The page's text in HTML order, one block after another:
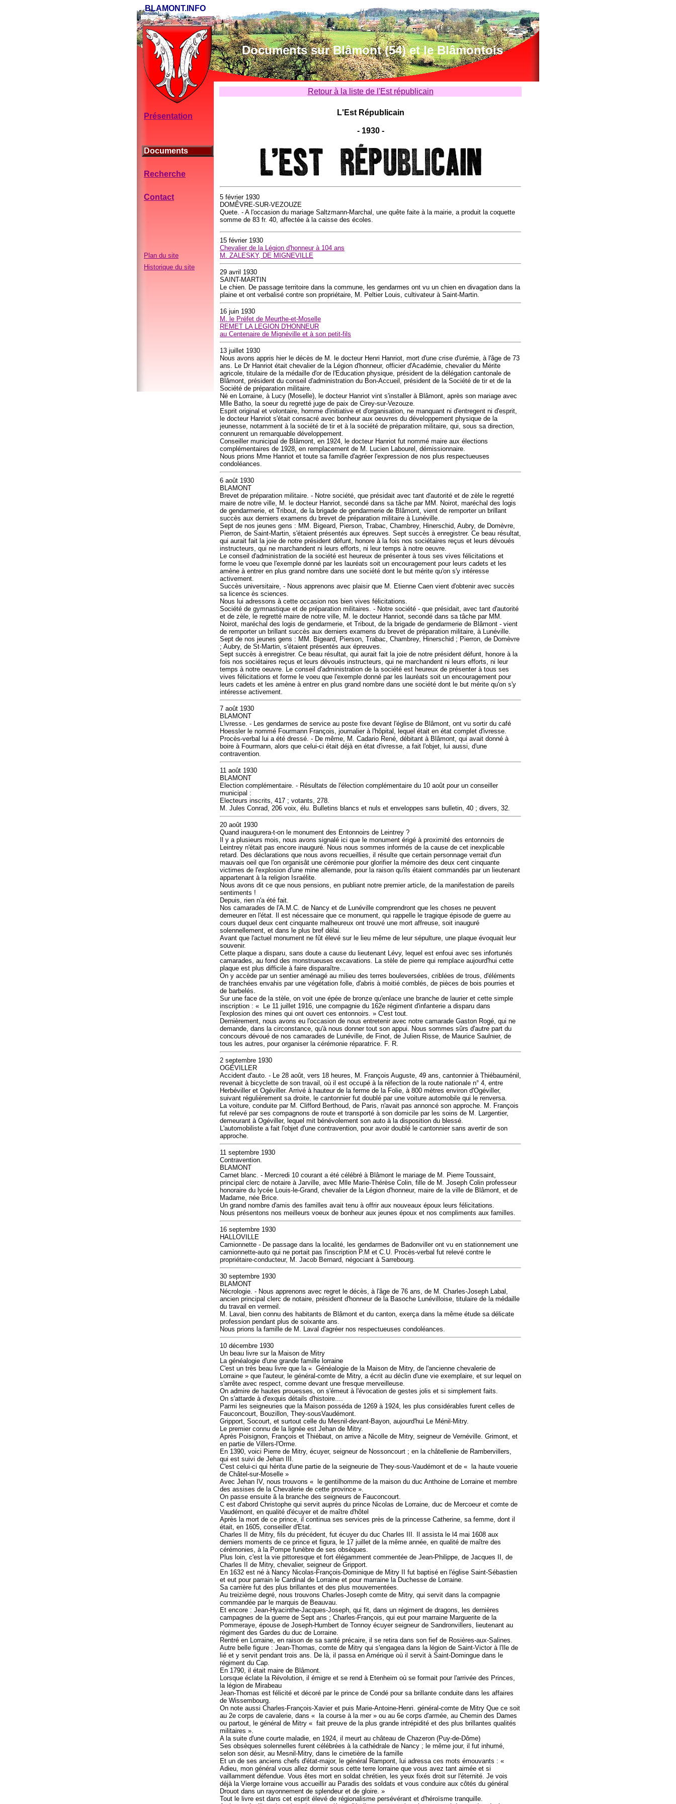
BLAMONT.INFO
Documents sur Blâmont (54) et le Blâmontois
Présentation
Documents
Recherche
Contact
Plan du site
Historique du site
Retour à la liste de l'Est républicain
L'Est Républicain
- 1930 -
5 février 1930
DOMÊVRE-SUR-VEZOUZE
Quete. - A l'occasion du mariage Saltzmann-Marchal, une quête faite à la mairie, a produit la coquette
somme de 83 fr. 40, affectée à la caisse des écoles.
15 février 1930
Chevalier de la Légion d'honneur à 104 ans
M. ZALESKY, DE MIGNEVILLE
29 avril 1930
SAINT-MARTIN
Le chien. De passage territoire dans la commune, les gendarmes ont vu un chien en divagation dans la
plaine et ont verbalisé contre son propriétaire, M. Peltier Louis, cultivateur à Saint-Martin.
16 juin 1930
M. le Préfet de Meurthe-et-Moselle
REMET LA LEGION D'HONNEUR
au Centenaire de Mignéville et à son petit-fils
13 juillet 1930
Nous avons appris hier le décès de M. le docteur Henri Hanriot, mort d'une crise d'urémie, à l'âge de 73
ans. Le Dr Hanriot était chevalier de la Légion d'honneur, officier d'Académie, chevalier du Mérite
agricole, titulaire de la médaille d'or de l'Education physique, président de la délégation cantonale de
Blâmont, président du conseil d'administration du Bon-Accueil, président de la Société de tir et de la
Société de préparation militaire.
Né en Lorraine, à Lucy (Moselle), le docteur Hanriot vint s'installer à Blâmont, après son mariage avec
Mlle Batho, la soeur du regretté juge de paix de Cirey-sur-Vezouze.
Esprit original et volontaire, homme d'initiative et d'organisation, ne manquant ni d'entregent ni d'esprit,
le docteur Hanriot s'était consacré avec bonheur aux oeuvres du développement physique de la
jeunesse, notamment à la société de tir et à la société de préparation militaire, qui, sous sa direction,
connurent un remarquable développement.
Conseiller municipal de Blâmont, en 1924, le docteur Hanriot fut nommé maire aux élections
complémentaires de 1928, en remplacement de M. Lucien Labourel, démissionnaire.
Nous prions Mme Hanriot et toute sa famille d'agréer l'expression de nos plus respectueuses
condoléances.
6 août 1930
BLAMONT
Brevet de préparation militaire. - Notre société, que présidait avec tant d'autorité et de zèle le regretté
maire de notre ville, M. le docteur Hanriot, secondé dans sa tâche par MM. Noirot, maréchal des logis
de gendarmerie, et Tribout, de la brigade de gendarmerie de Blâmont, vient de remporter un brillant
succès aux derniers examens du brevet de préparation militaire à Lunéville.
Sept de nos jeunes gens : MM. Bigeard, Pierson, Trabac, Chambrey, Hinerschid, Aubry, de Domèvre,
Pierron, de Saint-Martin, s'étaient présentés aux épreuves. Sept succès à enregistrer. Ce beau résultat,
qui aurait fait la joie de notre président défunt, honore à la fois nos sociétaires reçus et leurs dévoués
instructeurs, qui ne marchandent ni leurs efforts, ni leur temps à notre oeuvre.
Le conseil d'administration de la société est heureux de présenter à tous ses vives félicitations et
forme le voeu que l'exemple donné par les lauréats soit un encouragement pour leurs cadets et les
amène à entrer en plus grand nombre dans une société dont le but mérite qu'on s'y intéresse
activement.
Succès universitaire, - Nous apprenons avec plaisir que M. Etienne Caen vient d'obtenir avec succès
sa licence ès sciences.
Nous lui adressons à cette occasion nos bien vives félicitations.
Société de gymnastique et de préparation militaires. - Notre société - que présidait, avec tant d'autorité
et de zèle, le regretté maire de notre ville, M. le docteur Hanriot, secondé dans sa tâche par MM.
Noirot, maréchal des logis de gendarmerie, et Tribout, de la brigade de gendarmerie de Blâmont - vient
de remporter un brillant succès aux derniers examens du brevet de préparation militaire, à Lunéville.
Sept de nos jeunes gens : MM. Bigeard, Pierson, Trabac, Chambrey, Hinerschid ; Pierron, de Domèvre
; Aubry, de St-Martin, s'étaient présentés aux épreuves.
Sept succès à enregistrer. Ce beau résultat, qui aurait fait la joie de notre président défunt, honore à la
fois nos sociétaires reçus et leurs dévoués instructeurs, qui ne marchandent ni leurs efforts, ni leur
temps à notre oeuvre. Le conseil d'administration de la société est heureux de présenter à tous ses
vives félicitations et forme le voeu que l'exemple donné par les lauréats soit un encouragement pour
leurs cadets et les amène à entrer en plus grand nombre dans une société dont le but mérite qu'on s'y
intéresse activement.
7 août 1930
BLAMONT
L'ivresse. - Les gendarmes de service au poste fixe devant l'église de Blâmont, ont vu sortir du café
Hoessler le nommé Fourmann François, journalier à l'hôpital, lequel était en état complet d'ivresse.
Procès-verbal lui a été dressé. - De même, M. Cadario René, débitant à Blâmont, qui avait donné à
boire à Fourmann, alors que celui-ci était déjà en état d'ivresse, a fait l'objet, lui aussi, d'une
contravention.
11 août 1930
BLAMONT
Election complémentaire. - Résultats de l'élection complémentaire du 10 août pour un conseiller
municipal :
Electeurs inscrits, 417 ; votants, 278.
M. Jules Conrad, 206 voix, élu. Bulletins blancs et nuls et enveloppes sans bulletin, 40 ; divers, 32.
20 août 1930
Quand inaugurera-t-on le monument des Entonnoirs de Leintrey ?
Il y a plusieurs mois, nous avons signalé ici que le monument érigé à proximité des entonnoirs de
Leintrey n'était pas encore inauguré. Nous nous sommes informés de la cause de cet inexplicable
retard. Des déclarations que nous avons recueillies, il résulte que certain personnage verrait d'un
mauvais oeil que l'on organisât une cérémonie pour glorifier la mémoire des deux cent cinquante
victimes de l'explosion d'une mine allemande, pour la raison qu'ils étaient commandés par un lieutenant
appartenant à la religion Israélite.
Nous avons dit ce que nous pensions, en publiant notre premier article, de la manifestation de pareils
sentiments !
Depuis, rien n'a été fait.
Nos camarades de l'A.M.C. de Nancy et de Lunéville comprendront que les choses ne peuvent
demeurer en l'état. Il est nécessaire que ce monument, qui rappelle le tragique épisode de guerre au
cours duquel deux cent cinquante malheureux ont trouvé une mort affreuse, soit inauguré
solennellement, et dans le plus bref délai.
Avant que l'actuel monument ne fût élevé sur le lieu même de leur sépulture, une plaque évoquait leur
souvenir.
Cette plaque a disparu, sans doute a cause du lieutenant Lévy, lequel est enfoui avec ses infortunés
camarades, au fond des monstrueuses excavations. La stèle de pierre qui remplace aujourd'hui cette
plaque est plus difficile à faire disparaître...
On y accède par un sentier aménagé au milieu des terres bouleversées, criblées de trous, d'éléments
de tranchées envahis par une végétation folle, d'abris à moitié comblés, de pièces de bois pourries et
de barbelés.
Sur une face de la stèle, on voit une épée de bronze qu'enlace une branche de laurier et cette simple
inscription : « Le 11 juillet 1916, une compagnie du 162e régiment d'infanterie a disparu dans
l'explosion des mines qui ont ouvert ces entonnoirs. » C'est tout.
Dernièrement, nous avons eu l'occasion de nous entretenir avec notre camarade Gaston Rogé, qui ne
demande, dans la circonstance, qu'à nous donner tout son appui. Nous sommes sûrs d'autre part du
concours dévoué de nos camarades de Lunéville, de Finot, de Julien Risse, de Maurice Saulnier, de
tous les autres, pour organiser la cérémonie réparatrice. F. R.
2 septembre 1930
OGÉVILLER
Accident d'auto. - Le 28 août, vers 18 heures, M. François Auguste, 49 ans, cantonnier à Thiébauménil,
revenait à bicyclette de son travail, où il est occupé à la réfection de la route nationale n° 4, entre
Herbéviller et Ogéviller. Arrivé à hauteur de la ferme de la Folie, à 800 mètres environ d'Ogéviller,
suivant régulièrement sa droite, le cantonnier fut doublé par une voiture automobile qui le renversa.
La voiture, conduite par M. Clifford Berthoud, de Paris, n'avait pas annoncé son approche. M. François
fut relevé par ses compagnons de route et transporté à son domicile par les soins de M. Largentier,
demeurant à Ogéviller, lequel mit bénévolement son auto à la disposition du blessé.
L'automobiliste a fait l'objet d'une contravention, pour avoir doublé le cantonnier sans avertir de son
approche.
11 septembre 1930
Contravention.
BLAMONT
Carnet blanc. - Mercredi 10 courant a été célébré à Blâmont le mariage de M. Pierre Toussaint,
principal clerc de notaire à Jarville, avec Mlle Marie-Thérèse Colin, fille de M. Joseph Colin professeur
honoraire du lycée Louis-le-Grand, chevalier de la Légion d'honneur, maire de la ville de Blâmont, et de
Madame, née Brice.
Un grand nombre d'amis des familles avait tenu à offrir aux nouveaux époux leurs félicitations.
Nous présentons nos meilleurs voeux de bonheur aux jeunes époux et nos compliments aux familles.
16 septembre 1930
HALLOVILLE
Camionnette - De passage dans la localité, les gendarmes de Badonviller ont vu en stationnement une
camionnette-auto qui ne portait pas l'inscription P.M et C.U. Procès-verbal fut relevé contre le
propriétaire-conducteur, M. Jacob Bernard, négociant à Sarrebourg.
30 septembre 1930
BLAMONT
Nécrologie. - Nous apprenons avec regret le décès, à l'âge de 76 ans, de M. Charles-Joseph Labal,
ancien principal clerc de notaire, président d'honneur de la Basoche Lunévilloise, titulaire de la médaille
du travail en vermeil.
M. Laval, bien connu des habitants de Blâmont et du canton, exerça dans la même étude sa délicate
profession pendant plus de soixante ans.
Nous prions la famille de M. Laval d'agréer nos respectueuses condoléances.
10 décembre 1930
Un beau livre sur la Maison de Mitry
La généalogie d'une grande famille lorraine
C'est un très beau livre que la « Généalogie de la Maison de Mitry, de l'ancienne chevalerie de
Lorraine » que l'auteur, le général-comte de Mitry, a écrit au déclin d'une vie exemplaire, et sur lequel on
s'arrête avec respect, comme devant une fresque merveilleuse.
On admire de hautes prouesses, on s'émeut à l'évocation de gestes jolis et si simplement faits.
On s'attarde à d'exquis détails d'histoire....
Parmi les seigneuries que la Maison posséda de 1269 à 1924, les plus considérables furent celles de
Fauconcourt, Bouzillon, They-sousVaudémont.
Gripport, Socourt, et surtout celle du Mesnil-devant-Bayon, aujourd'hui Le Ménil-Mitry.
Le premier connu de la lignée est Jehan de Mitry.
Après Poisignon, François et Thiébaut, on arrive a Nicolle de Mitry, seigneur de Vernéville. Grimont, et
en partie de Villers-l'Orme.
En 1390, voici Pierre de Mitry, écuyer, seigneur de Nossoncourt ; en la châtellenie de Rambervillers,
qui est suivi de Jehan III.
C'est celui-ci qui hérita d'une partie de la seigneurie de They-sous-Vaudémont et de « la haute vouerie
de Châtel-sur-Moselle »
Avec Jehan IV, nous trouvons « le gentilhomme de la maison du duc Anthoine de Lorraine et membre
des assises de la Chevalerie de cette province ».
On passe ensuite â la branche des seigneurs de Fauconcourt.
C est d'abord Christophe qui servit auprès du prince Nicolas de Lorraine, duc de Mercoeur et comte de
Vaudémont, en qualité d'écuyer et de maître d'hôtel
Après la mort de ce prince, il continua ses services près de la princesse Catherine, sa femme, dont il
était, en 1605, conseiller d'Etat.
Charles II de Mitry, fils du précédent, fut écuyer du duc Charles III. Il assista le l4 mai 1608 aux
derniers moments de ce prince et figura, le 17 juillet de la même année, en qualité de maître des
cérémonies, à la Pompe funèbre de ses obsèques.
Plus loin, c'est la vie pittoresque et fort élégamment commentée de Jean-Philippe, de Jacques II, de
Charles II de Mitry, chevalier, seigneur de Gripport.
En 1632 est né à Nancy Nicolas-François-Dominique de Mitry II fut baptisé en l'église Saint-Sébastien
et eut pour parrain le Cardinal de Lorraine et pour marraine la Duchesse de Lorraine.
Sa carrière fut des plus brillantes et des plus mouvementées.
Au treizième degré, nous trouvons Charles-Joseph comte de Mitry, qui servit dans la compagnie
commandée par le marquis de Beauvau.
Et encore : Jean-Hyacinthe-Jacques-Joseph, qui fit, dans un régiment de dragons, les dernières
campagnes de la guerre de Sept ans ; Charles-François, qui eut pour marraine Marguerite de la
Pommeraye, épouse de Joseph-Humbert de Tonnoy écuyer seigneur de Sandronvillers, lieutenant au
régiment des Gardes du duc de Lorraine.
Rentré en Lorraine, en raison de sa santé précaire, il se retira dans son fief de Rosières-aux-Salines.
Autre belle figure : Jean-Thomas, comte de Mitry qui s'engagea dans la légion de Saint-Victor à l'Ile de
lié et y servit pendant trois ans. De là, il passa en Amérique où il servit à Saint-Domingue dans le
régiment du Cap.
En 1790, il était maire de Blâmont.
Lorsque éclate la Révolution, il émigre et se rend à Etenheim où se formait pour l'arrivée des Princes,
la légion de Mirabeau
Jean-Thomas est félicité et décoré par le prince de Condé pour sa brillante conduite dans les affaires
de Wissembourg.
On note aussi Charles-François-Xavier et puis Marie-Antoine-Henri. général-comte de Mitry Que ce soit
au 2e corps de cavalerie, dans « la course à la mer » ou au 6e corps d'armée, au Chemin des Dames
ou partout, le général de Mitry « fait preuve de la plus grande intrépidité et des plus brillantes qualités
militaires ».
A la suite d'une courte maladie, en 1924, il meurt au château de Chazeron (Puy-de-Dôme)
Ses obsèques solennelles furent célébrées à la cathédrale de Nancy ; le même jour, il fut inhumé,
selon son désir, au Mesnil-Mitry, dans le cimetière de la famille
Et un de ses anciens chefs d'état-major, le général Rampont, lui adressa ces mots émouvants : «
Adieu, mon général vous allez dormir sous cette terre lorraine que vous avez tant aimée et si
vaillamment défendue. Vous êtes mort en soldat chrétien, les yeux fixés droit sur l'éternité. Je vois
déjà la Vierge lorraine vous accueillir au Paradis des soldats et vous conduire aux côtés du général
Drouot dans un rayonnement de splendeur et de gloire. »
Tout le livre est dans cet esprit élevé de régionalisme persévérant et d'héroïsme tranquille.